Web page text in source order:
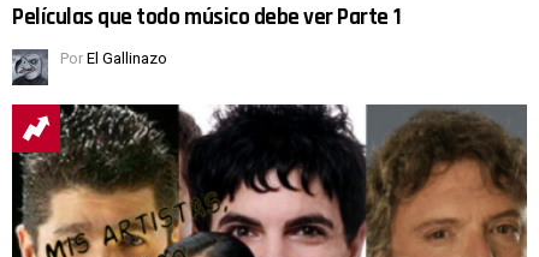
Películas que todo músico debe ver Parte 1
Por El Gallinazo